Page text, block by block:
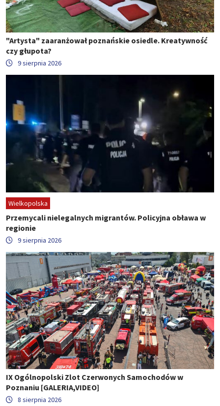
"Artysta" zaaranżował poznańskie osiedle. Kreatywność
czy głupota?
9 sierpnia 2026
Wielkopolska
Przemycali nielegalnych migrantów. Policyjna obława w
regionie
9 sierpnia 2026
IX Ogólnopolski Zlot Czerwonych Samochodów w
Poznaniu [GALERIA,VIDEO]
8 sierpnia 2026